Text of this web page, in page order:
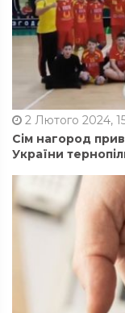
2 Лютого 2024,
Сім нагород
України